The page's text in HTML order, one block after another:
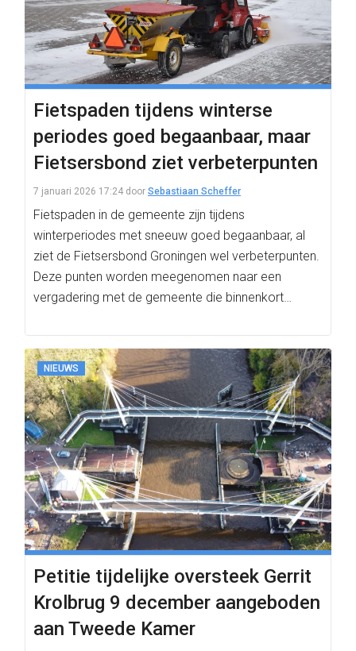
Fietspaden tijdens winterse
periodes goed begaanbaar, maar
Fietsersbond ziet verbeterpunten
7 januari 2026 17:24 door Sebastiaan Scheffer
Fietspaden in de gemeente zijn tijdens
winterperiodes met sneeuw goed begaanbaar, al
ziet de Fietsersbond Groningen wel verbeterpunten.
Deze punten worden meegenomen naar een
vergadering met de gemeente die binnenkort…
NIEUWS
Petitie tijdelijke oversteek Gerrit
Krolbrug 9 december aangeboden
aan Tweede Kamer